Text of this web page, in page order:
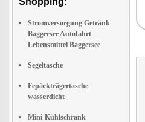
Stromversorgung Getränk
Baggersee Autofahrt
Lebensmittel Baggersee
Segeltasche
Fepäckträgertasche
wasserdicht
Mini-Kühlschrank